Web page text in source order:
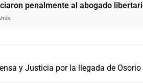
abogado libertario que propuso tirar
y Justicia por la llegada de Osorio